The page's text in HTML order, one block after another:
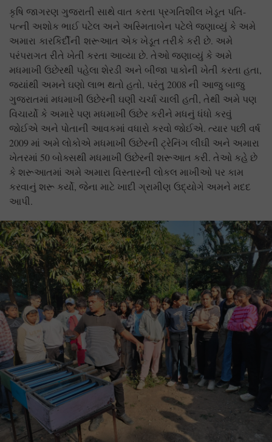
કૃષિ જાગરણ ગુજરાતી સાથે વાત કરતા પ્રગતિશીલ ખેડૂત પતિ-
પત્ની અશોક ભાઈ પટેલ અને અસ્મિતાબેન પટેલે જણાવ્યું કે અમે
અમારા કારકિર્દીની શરૂઆત એક ખેડૂત તરીકે કરી છે. અમે
પરંપરાગત રીતે ખેતી કરતા આવ્યા છે. તેઓ જણાવ્યું કે અમે
મધમાખી ઉછેરથી પહેલા શેરડી અને બીજા પાકોની ખેતી કરતા હતા,
જ્યાંથી અમને ઘણો લાભ થતો હતો, પરંતુ 2008 ની આજુ બાજુ
ગુજરાતમાં મધમાખી ઉછેરની ઘણી ચર્ચા ચાલી હતી, તેથી અમે પણ
વિચાર્યો કે અમારે પણ મધમાખી ઉછેર કરીને મધનું ધંધો કરવું
જોઈએ અને પોતાની આવકમાં વધારો કરવો જોઈએ. ત્યાર પછી વર્ષ
2009 માં અમે લોકોએ મધમાખી ઉછેરની ટ્રેનિંગ લીઘી અને અમારા
ખેતરમાં 50 બોક્સથી મધમાખી ઉછેરની શરૂઆત કરી. તેઓ કહે છે
કે શરૂઆતમાં અમે અમારા વિસ્તારની લોકલ માખીઓ પર કામ
કરવાનું શરૂ કર્યો, જેના માટે ખાદી ગ્રામીણ ઉદ્યોગે અમને મદદ
આપી.